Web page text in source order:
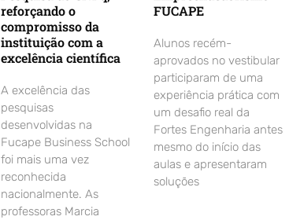
reforçando o
compromisso da
instituição com a
excelência científica
A excelência das
pesquisas
desenvolvidas na
Fucape Business School
foi mais uma vez
reconhecida
nacionalmente. As
professoras Marcia
FUCAPE
Alunos recém-
aprovados no vestibular
participaram de uma
experiência prática com
um desafio real da
Fortes Engenharia antes
mesmo do início das
aulas e apresentaram
soluções